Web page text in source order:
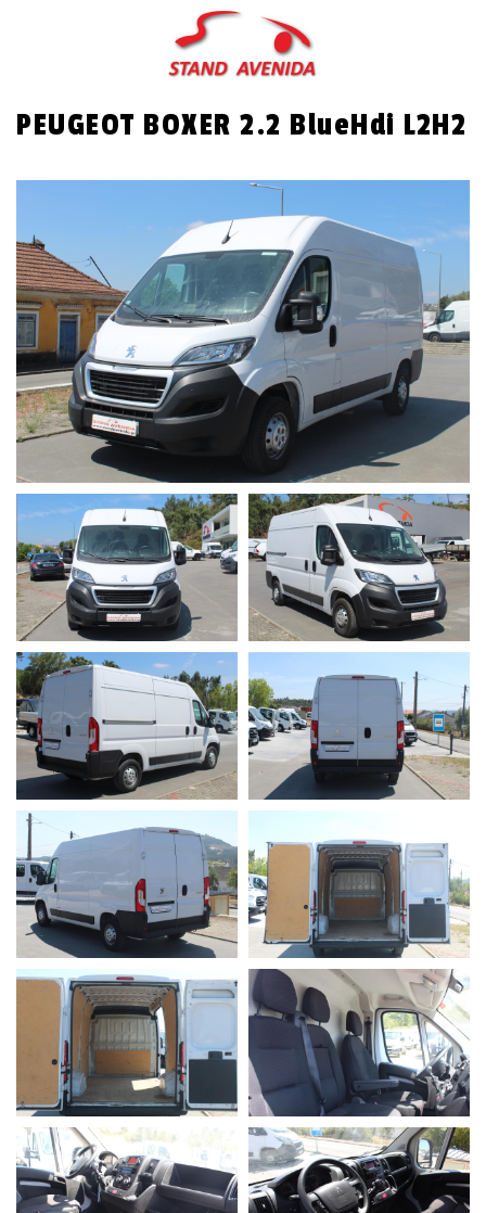
Passar
para
o
principal
PEUGEOT BOXER 2.2 BlueHdi L2H2